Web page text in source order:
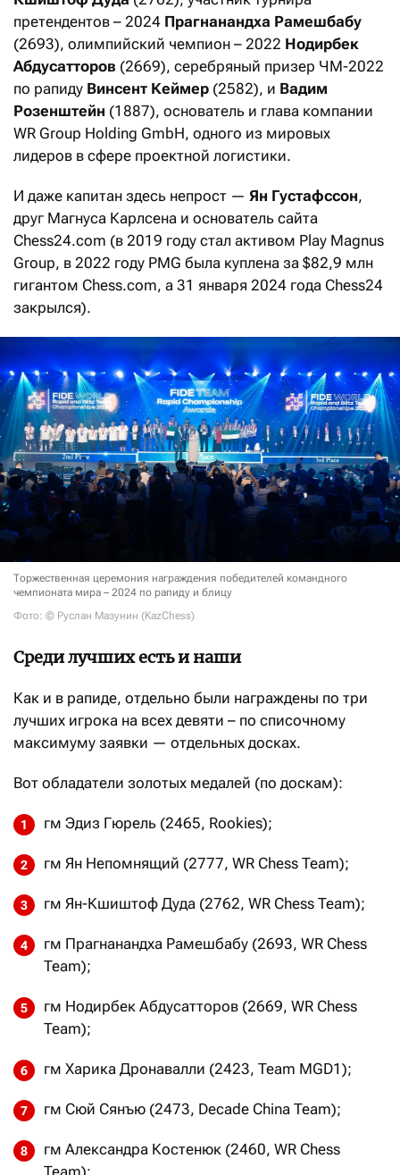
претендентов – 2024 Прагнанандха Рамешбабу
(2693), олимпийский чемпион – 2022 Нодирбек
Абдусатторов (2669), серебряный призер ЧМ-2022
по рапиду Винсент Кеймер (2582), и Вадим
Розенштейн (1887), основатель и глава компании
WR Group Holding GmbH, одного из мировых
лидеров в сфере проектной логистики.
И даже капитан здесь непрост — Ян Густафссон,
друг Магнуса Карлсена и основатель сайта
Chess24.com (в 2019 году стал активом Play Magnus
Group, в 2022 году PMG была куплена за $82,9 млн
гигантом Chess.com, а 31 января 2024 года Chess24
закрылся).
Торжественная церемония награждения победителей командного
чемпионата мира – 2024 по рапиду и блицу
Фото: © Руслан Мазунин (KazChess)
Среди лучших есть и наши
Как и в рапиде, отдельно были награждены по три
лучших игрока на всех девяти – по списочному
максимуму заявки — отдельных досках.
Вот обладатели золотых медалей (по доскам):
гм Эдиз Гюрель (2465, Rookies);
гм Ян Непомнящий (2777, WR Chess Team);
гм Ян-Кшиштоф Дуда (2762, WR Chess Team);
гм Прагнанандха Рамешбабу (2693, WR Chess
Team);
гм Нодирбек Абдусатторов (2669, WR Chess
Team);
гм Харика Дронавалли (2423, Team MGD1);
гм Сюй Сянъю (2473, Decade China Team);
гм Александра Костенюк (2460, WR Chess
Team);